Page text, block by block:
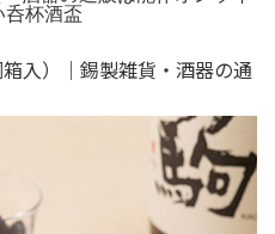
呑杯酒盃